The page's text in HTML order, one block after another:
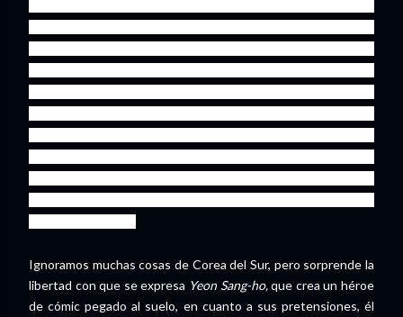
Ignoramos muchas cosas de Corea del Sur, pero sorprende la
libertad con que se expresa Yeon Sang-ho,que crea un héroe
de cómic pegado al suelo, en cuanto a sus pretensiones, él